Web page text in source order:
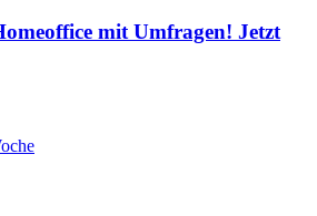
mit Umfragen! Jetzt